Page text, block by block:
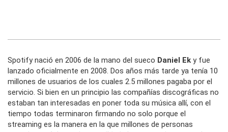
Spotify nació en 2006 de la mano del sueco Daniel Ek y fue
lanzado oficialmente en 2008. Dos años más tarde ya tenía 10
millones de usuarios de los cuales 2.5 millones pagaba por el
servicio. Si bien en un principio las compañías discográficas no
estaban tan interesadas en poner toda su música allí, con el
tiempo todas terminaron firmando no solo porque el
streaming es la manera en la que millones de personas